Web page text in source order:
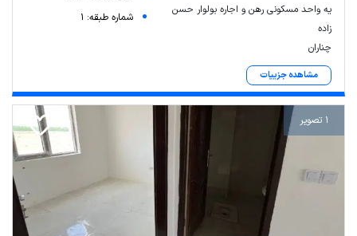
یه واحد مسکونی رهن و اجاره بولوار حسن
زاده
چناران
مشاهده جزییات
شماره طبقه: 1
1 تصویر